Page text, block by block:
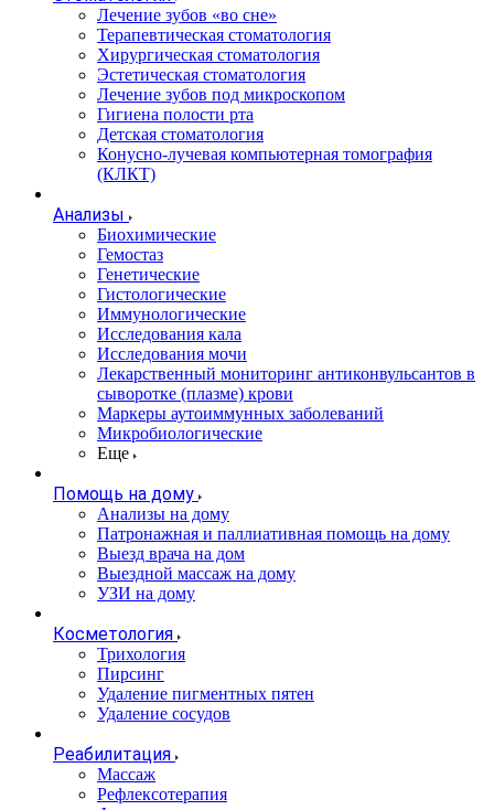
Лечение зубов «во сне»
Терапевтическая стоматология
Хирургическая стоматология
Эстетическая стоматология
Лечение зубов под микроскопом
Гигиена полости рта
Детская стоматология
Конусно-лучевая компьютерная томография
(КЛКТ)
Анализы
Биохимические
Гемостаз
Генетические
Гистологические
Иммунологические
Исследования кала
Исследования мочи
Лекарственный мониторинг антиконвульсантов в
сыворотке (плазме) крови
Маркеры аутоиммунных заболеваний
Микробиологические
Еще
Помощь на дому
Анализы на дому
Патронажная и паллиативная помощь на дому
Выезд врача на дом
Выездной массаж на дому
УЗИ на дому
Косметология
Трихология
Пирсинг
Удаление пигментных пятен
Удаление сосудов
Реабилитация
Массаж
Рефлексотерапия